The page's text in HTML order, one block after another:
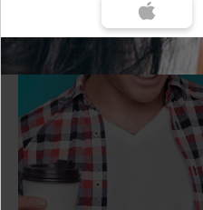
Alles was Du siehst!
Scanne Deine Welt und
die Links zu den
zu Sales & relevanten